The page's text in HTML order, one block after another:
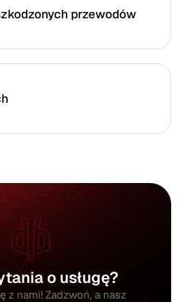
przewodów
o usługę?
z nami! Zadzwoń, a nasz